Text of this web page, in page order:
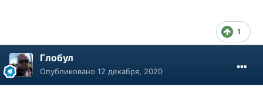
1
Глобул
Опубликовано 12 декабря, 2020